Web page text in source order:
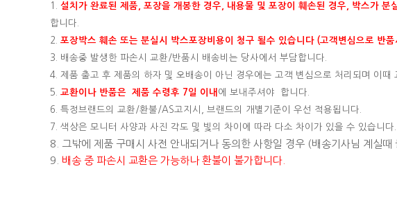
1. 설치가 완료된 제품, 포장을 개봉한 경우, 내용물 및 포장이 훼손된 경우, 박스가
합니다.
2. 포장박스 훼손 또는 분실시 박스포장비용이 청구 될수 있습니다 (고객변심으로 반
3. 배송중 발생한 파손시 교환/반품시 배송비는 당사에서 부담합니다.
4. 제품 출고 후 제품의 하자 및 오배송이 아닌 경우에는 고객 변심으로 처리되며 이
5. 교환이나 반품은 제품 수령후 7일 이내 에 보내주셔야 합니다.
6. 특정브랜드의 교환/환불/AS고지시, 브랜드의 개별기준이 우선 적용됩니다.
7. 색상은 모니터 사양과 사진 각도 및 빛의 차이에 따라 다소 차이가 있을 수 있습니
8. 그밖에 제품 구매시 사전 안내되거나 동의한 사항일 경우 (배송기사님 계실
9. 배송 중 파손시 교환은 가능하나 환불이 불가합니다.